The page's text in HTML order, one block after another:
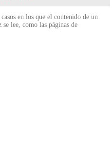
en los que el contenido de un
lee, como las páginas de